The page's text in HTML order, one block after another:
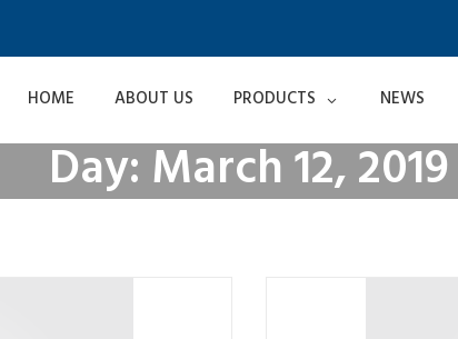
HOME ABOUT US PRODUCTS NEWS
Day: March 12, 2019